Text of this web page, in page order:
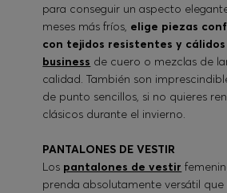
para conseguir un aspecto
meses más fríos, elige piezas
con tejidos resistentes y cálidos
business de cuero o mezclas de
calidad. También son
de punto sencillos, si no quieres
clásicos durante el invierno.
PANTALONES DE VESTIR
Los pantalones de vestir
prenda absolutamente versátil que